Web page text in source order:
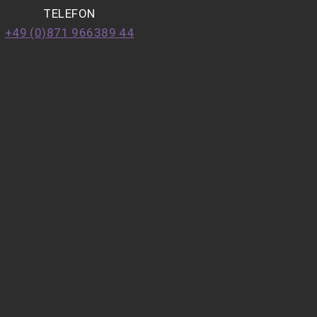
TELEFON
+49 (0)871 966389 44